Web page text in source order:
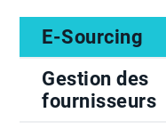
E-Sourcing
Gestion des
fournisseurs